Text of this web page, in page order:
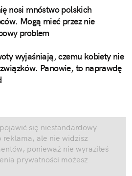
nosi mnóstwo polskich
Mogą mieć przez nie
problem
wyjaśniają, czemu kobiety nie
Panowie, to naprawdę
się niestandardowy
reklama, ale nie widzisz
ponieważ nie wyraziłeś
prywatności możesz